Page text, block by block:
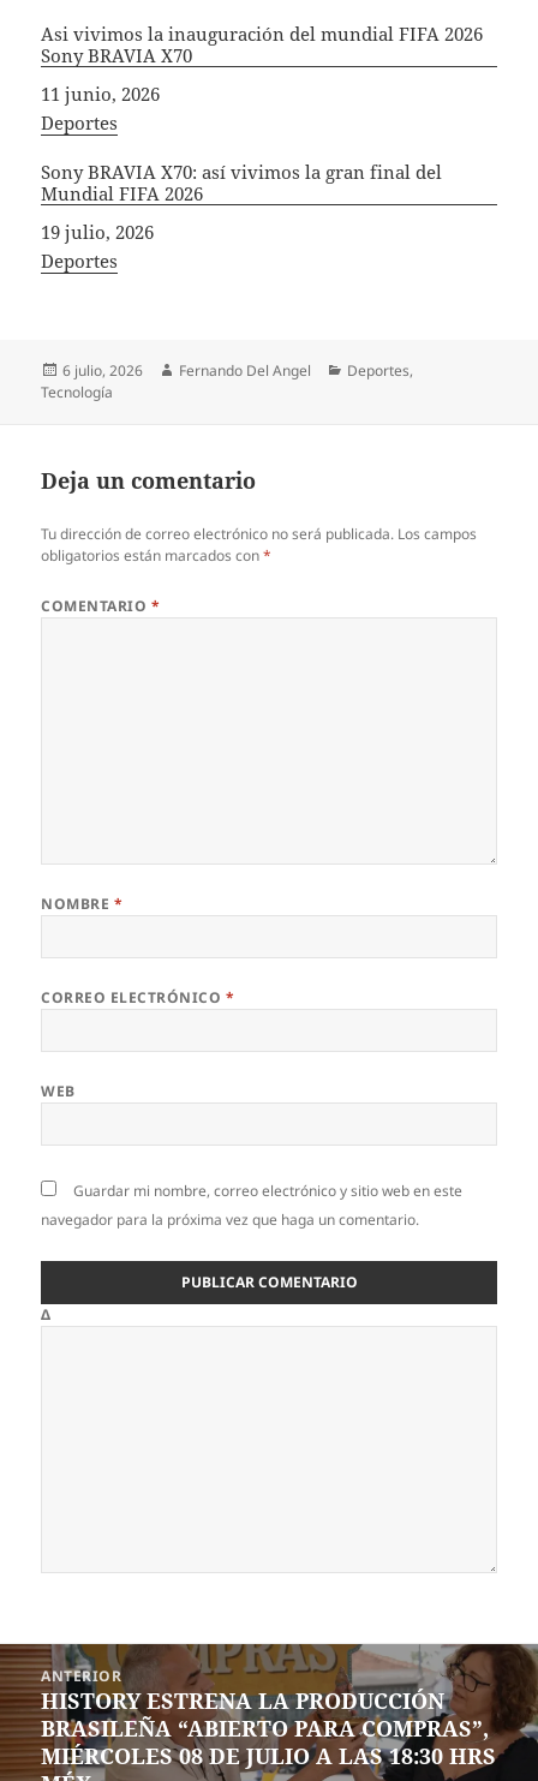
Asi vivimos la inauguración del mundial FIFA 2026
Sony BRAVIA X70
Fecha
11 junio, 2026
In relation to
Deportes
Sony BRAVIA X70: así vivimos la gran final del
Mundial FIFA 2026
Fecha
19 julio, 2026
In relation to
Deportes
Publicado
el
6 julio, 2026 Autor
Fernando Del Angel Categorías
Deportes,
Tecnología
Deja un comentario
Tu dirección de correo electrónico no será publicada. Los campos
obligatorios están marcados con*
COMENTARIO *
NOMBRE *
CORREO ELECTRÓNICO *
WEB
Guardar mi nombre, correo electrónico y sitio web en este
navegador para la próxima vez que haga un comentario.
Δ
Navegación
de
entradas
ANTERIOR
Entrada
anterior:
HISTORY ESTRENA LA PRODUCCIÓN
BRASILEÑA “ABIERTO PARA COMPRAS”,
MIÉRCOLES 08 DE JULIO A LAS 18:30 HRS